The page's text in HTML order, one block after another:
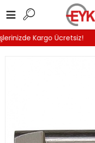
Kargo Ücretsiz!